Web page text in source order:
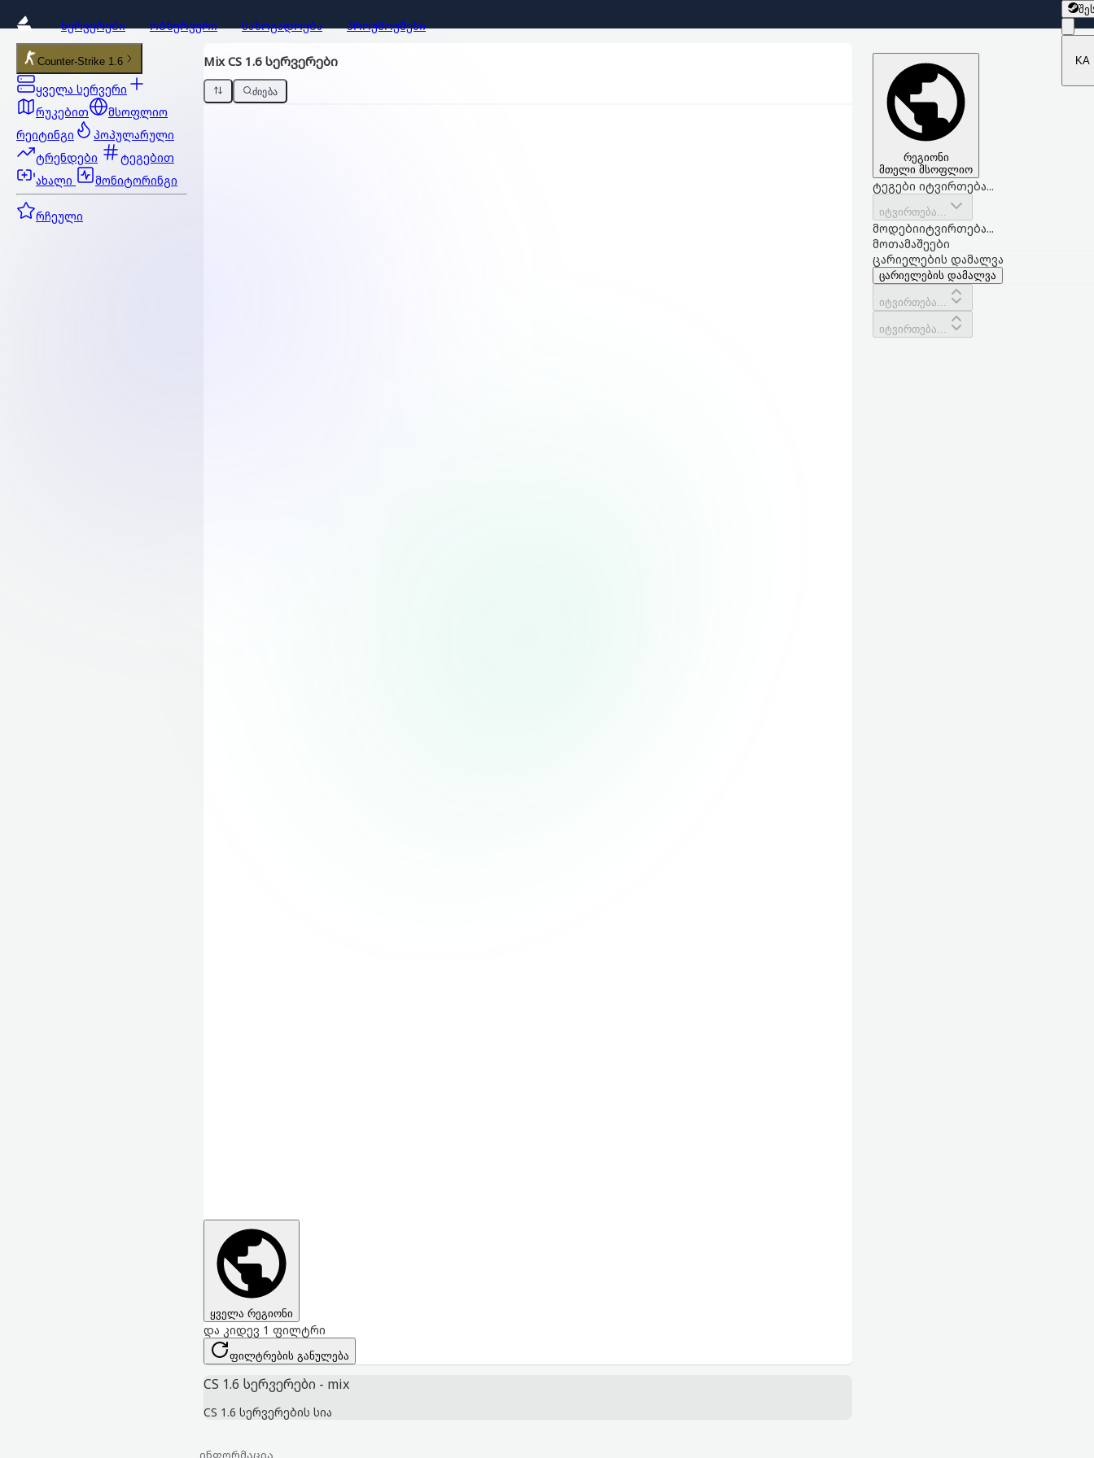
ᲡᲔᲠᲕᲔᲠᲔᲑᲘ ᲝᲑᲖᲔᲠᲕᲔᲠᲘ ᲡᲐᲖᲝᲒᲐᲓᲝᲔᲑᲐ ᲞᲠᲝᲣᲛᲝᲣᲨᲔᲜᲘ
KA
Counter-Strike 1.6
ყველა სერვერი
რუკებით
მსოფლიო
რეიტინგი
პოპულარული
ტრენდები
ტეგებით
ახალი
მონიტორინგი
რჩეული
Mix CS 1.6 სერვერები
ᲫᲘᲔᲑᲐ
ყველა რეგიონი
და კიდევ 1 ფილტრი
ფილტრების განულება
CS 1.6 სერვერები - mix
CS 1.6 სერვერების სია
რეგიონი
მთელი მსოფლიო
ტეგები იტვირთება...
იტვირთება...
მოდებიიტვირთება...
მოთამაშეები
ცარიელების დამალვა
ცარიელების დამალვა
იტვირთება...
იტვირთება...
ინფორმაცია